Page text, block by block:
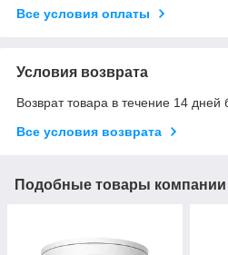
Все условия оплаты
Условия возврата
Возврат товара в течение 14 дней
Все условия возврата
Подобные товары компании